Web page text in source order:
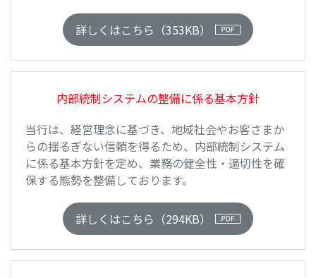
詳しくはこちら（353KB）
内部統制システムの整備に係る基本方針
当行は、経営理念に基づき、地域社会やお客さまか
らの揺るぎない信頼を得るため、内部統制システム
に係る基本方針を定め、業務の健全性・適切性を確
保する態勢を整備しております。
詳しくはこちら（294KB）